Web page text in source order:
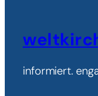
informiert.